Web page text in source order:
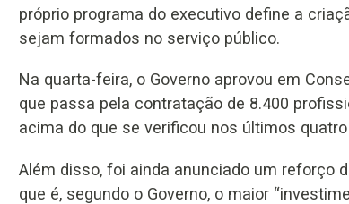
próprio programa do executivo define a
sejam formados no serviço público.
Na quarta-feira, o Governo aprovou em
que passa pela contratação de 8.400
acima do que se verificou nos últimos
Além disso, foi ainda anunciado um reforço
que é, segundo o Governo, o maior